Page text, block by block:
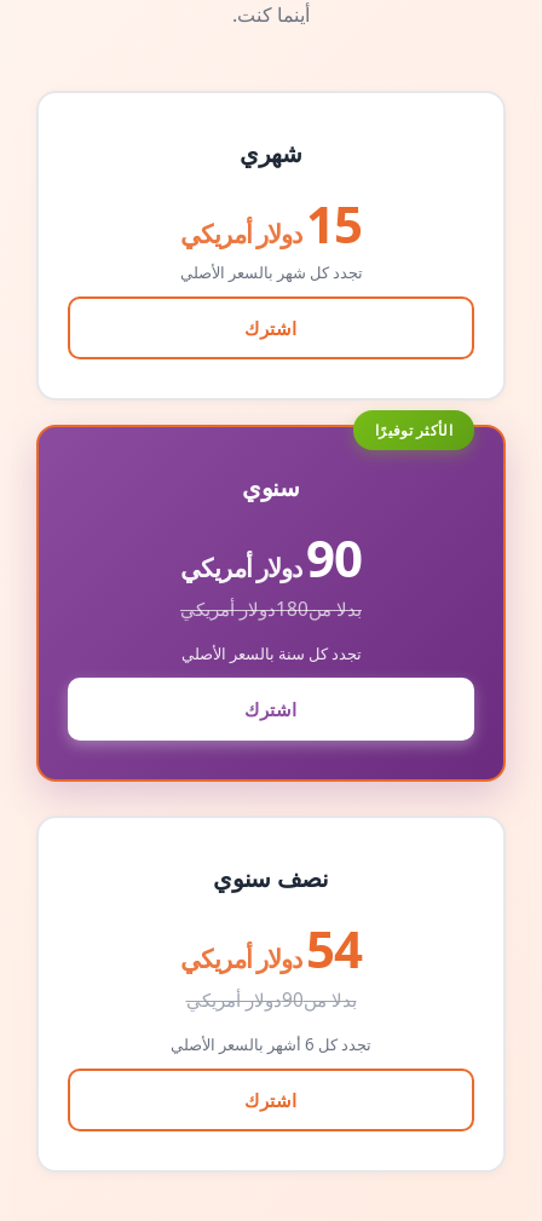
أينما كنت.
شهري
15 دولار أمريكي
تجدد كل شهر بالسعر الأصلي
اشترك
الأكثر توفيرًا
سنوي
90دولار أمريكي
بدلا من180دولار أمريكي
تجدد كل سنة بالسعر الأصلي
اشترك
نصف سنوي
54 دولار أمريكي
بدلا من90دولار أمريكي
تجدد كل 6 أشهر بالسعر الأصلي
اشترك